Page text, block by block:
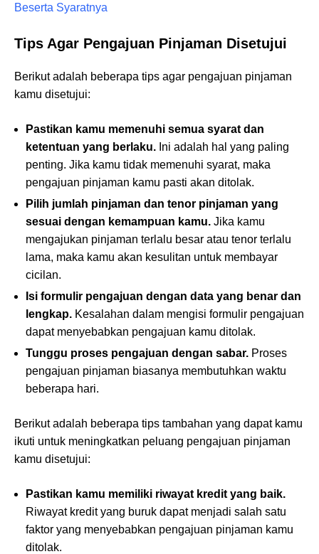
Beserta Syaratnya
Tips Agar Pengajuan Pinjaman Disetujui
Berikut adalah beberapa tips agar pengajuan pinjaman
kamu disetujui:
Pastikan kamu memenuhi semua syarat dan
ketentuan yang berlaku. Ini adalah hal yang paling
penting. Jika kamu tidak memenuhi syarat, maka
pengajuan pinjaman kamu pasti akan ditolak.
Pilih jumlah pinjaman dan tenor pinjaman yang
sesuai dengan kemampuan kamu. Jika kamu
mengajukan pinjaman terlalu besar atau tenor terlalu
lama, maka kamu akan kesulitan untuk membayar
cicilan.
Isi formulir pengajuan dengan data yang benar dan
lengkap. Kesalahan dalam mengisi formulir pengajuan
dapat menyebabkan pengajuan kamu ditolak.
Tunggu proses pengajuan dengan sabar. Proses
pengajuan pinjaman biasanya membutuhkan waktu
beberapa hari.
Berikut adalah beberapa tips tambahan yang dapat kamu
ikuti untuk meningkatkan peluang pengajuan pinjaman
kamu disetujui:
Pastikan kamu memiliki riwayat kredit yang baik.
Riwayat kredit yang buruk dapat menjadi salah satu
faktor yang menyebabkan pengajuan pinjaman kamu
ditolak.